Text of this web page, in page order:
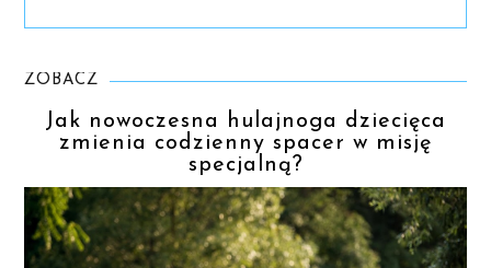
ZOBACZ
Jak nowoczesna hulajnoga dziecięca
zmienia codzienny spacer w misję
specjalną?